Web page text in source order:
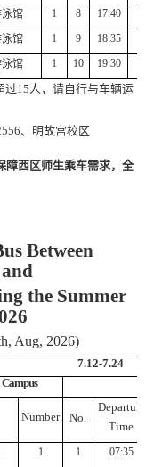
馆 1 8 17:40
馆 1 9 18:35
馆 1 10 19:30
过15人，请自行与车辆运
、明故宫校区
障西区师生乘车需求，全
Between
the Summer
Aug, 2026)
7.12-7.24
Campus
Number No.
Departure
Time
1 1
07:35